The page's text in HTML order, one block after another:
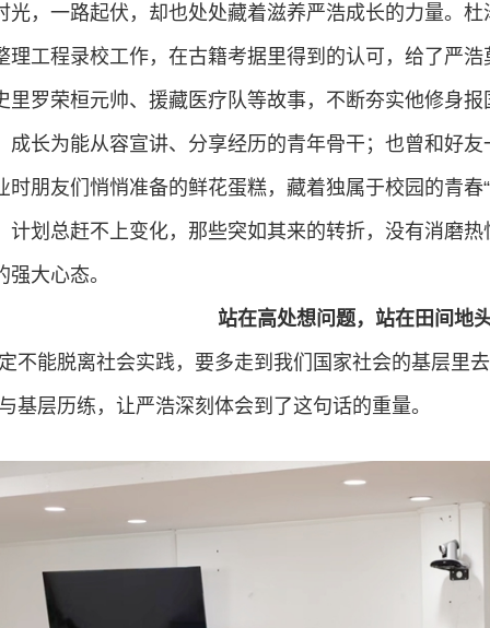
光，一路起伏，却也处处藏着滋养严浩成长的力量。
理工程录校工作，在古籍考据里得到的认可，给了严
里罗荣桓元帅、援藏医疗队等故事，不断夯实他修身
成长为能从容宣讲、分享经历的青年骨干；也曾和好
时朋友们悄悄准备的鲜花蛋糕，藏着独属于校园的青春
计划总赶不上变化，那些突如其来的转折，没有消磨
大心态。
站在高处想问题，站在田间地
不能脱离社会实践，要多走到我们国家社会的基层里
基层历练，让严浩深刻体会到了这句话的重量。